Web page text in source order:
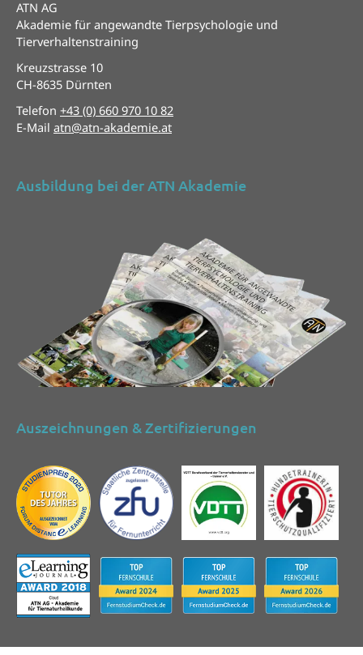
ATN AG
Akademie für angewandte Tierpsychologie und
Tierverhaltenstraining
Kreuzstrasse 10
CH-8635 Dürnten
Telefon +43 (0) 660 970 10 82
E-Mail atn@atn-akademie.at
Ausbildung bei der ATN Akademie
Auszeichnungen & Zertifizierungen